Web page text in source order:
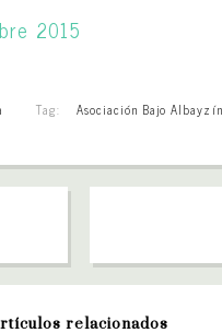
Tag: Asociación Bajo Albayzín
relacionados